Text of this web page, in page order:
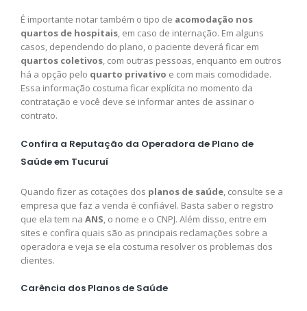
É importante notar também o tipo de acomodação nos
quartos de hospitais, em caso de internação. Em alguns
casos, dependendo do plano, o paciente deverá ficar em
quartos coletivos, com outras pessoas, enquanto em outros
há a opção pelo quarto privativo e com mais comodidade.
Essa informação costuma ficar explícita no momento da
contratação e você deve se informar antes de assinar o
contrato.
Confira a Reputação da Operadora de Plano de
Saúde em Tucuruí
Quando fizer as cotações dos planos de saúde, consulte se a
empresa que faz a venda é confiável. Basta saber o registro
que ela tem na ANS, o nome e o CNPJ. Além disso, entre em
sites e confira quais são as principais reclamações sobre a
operadora e veja se ela costuma resolver os problemas dos
clientes.
Carência dos Planos de Saúde